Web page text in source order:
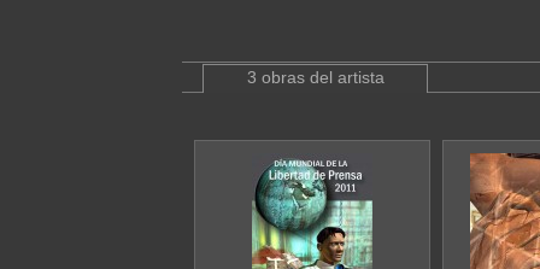
3 obras del artista